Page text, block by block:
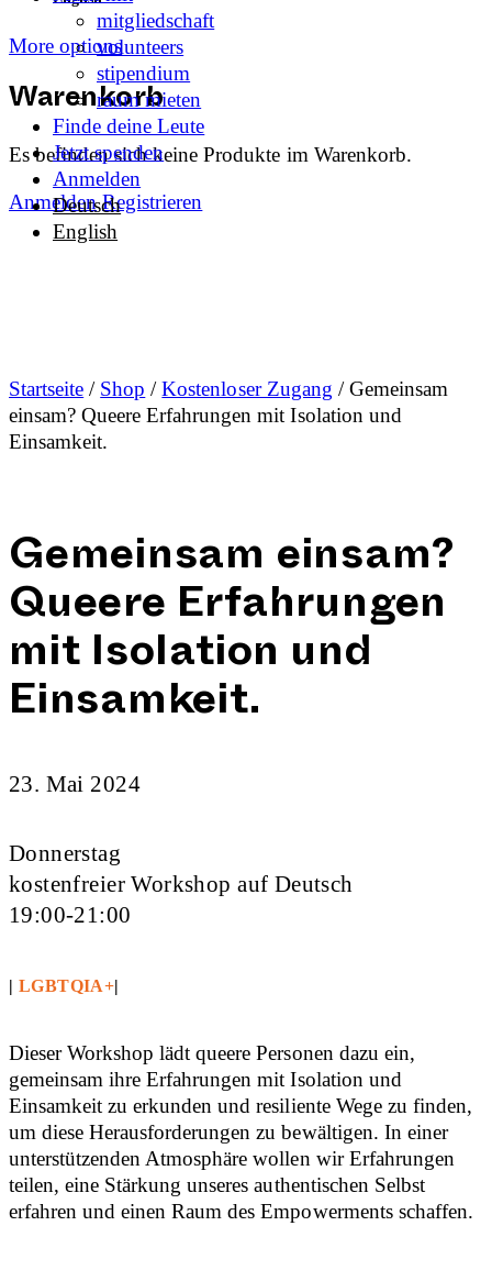
More options
Warenkorb
Es befinden sich keine Produkte im Warenkorb.
Anmelden Registrieren
mitgliedschaft
volunteers
stipendium
raum mieten
Finde deine Leute
Jetzt spenden
Anmelden
Deutsch
English
Startseite / Shop /Kostenloser Zugang / Gemeinsam
einsam? Queere Erfahrungen mit Isolation und
Einsamkeit.
Gemeinsam einsam?
Queere Erfahrungen
mit Isolation und
Einsamkeit.
23. Mai 2024
Donnerstag
kostenfreier Workshop auf Deutsch
19:00-21:00
| LGBTQIA+|
Dieser Workshop lädt queere Personen dazu ein,
gemeinsam ihre Erfahrungen mit Isolation und
Einsamkeit zu erkunden und resiliente Wege zu finden,
um diese Herausforderungen zu bewältigen. In einer
unterstützenden Atmosphäre wollen wir Erfahrungen
teilen, eine Stärkung unseres authentischen Selbst
erfahren und einen Raum des Empowerments schaffen.